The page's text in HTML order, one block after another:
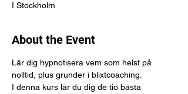
I Stockholm
About the Event
Lär dig hypnotisera vem som helst på
nolltid, plus grunder i blixtcoaching.
I denna kurs lär du dig de tio bästa